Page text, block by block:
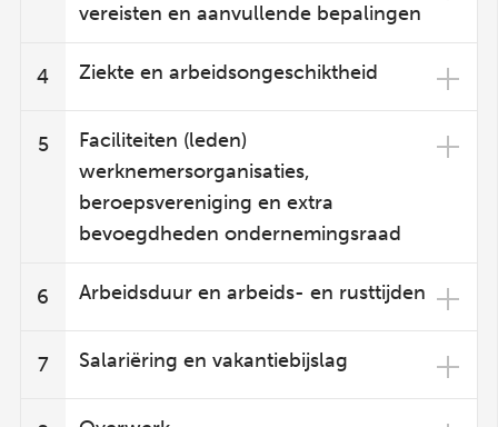
vereisten en aanvullende bepalingen
4 Ziekte en arbeidsongeschiktheid
5
Faciliteiten (leden)
werknemersorganisaties,
beroepsvereniging en extra
bevoegdheden ondernemingsraad
6 Arbeidsduur en arbeids- en rusttijden
7 Salariëring en vakantiebijslag